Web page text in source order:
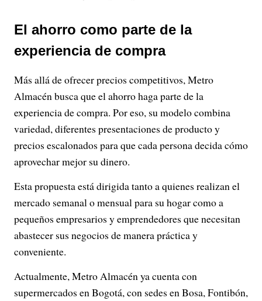
El ahorro como parte de la
experiencia de compra
Más allá de ofrecer precios competitivos, Metro
Almacén busca que el ahorro haga parte de la
experiencia de compra. Por eso, su modelo combina
variedad, diferentes presentaciones de producto y
precios escalonados para que cada persona decida cómo
aprovechar mejor su dinero.
Esta propuesta está dirigida tanto a quienes realizan el
mercado semanal o mensual para su hogar como a
pequeños empresarios y emprendedores que necesitan
abastecer sus negocios de manera práctica y
conveniente.
Actualmente, Metro Almacén ya cuenta con
supermercados en Bogotá, con sedes en Bosa, Fontibón,